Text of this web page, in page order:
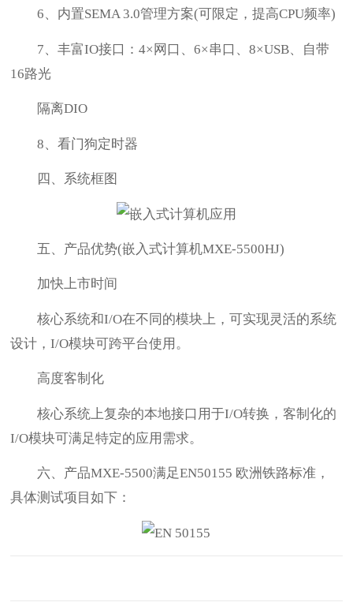
6、内置SEMA 3.0管理方案(可限定，提高CPU频率)
7、丰富IO接口：4×网口、6×串口、8×USB、自带
16路光
隔离DIO
8、看门狗定时器
四、系统框图
五、产品优势(嵌入式计算机MXE-5500HJ)
加快上市时间
核心系统和I/O在不同的模块上，可实现灵活的系统
设计，I/O模块可跨平台使用。
高度客制化
核心系统上复杂的本地接口用于I/O转换，客制化的
I/O模块可满足特定的应用需求。
六、产品MXE-5500满足EN50155 欧洲铁路标准，
具体测试项目如下：